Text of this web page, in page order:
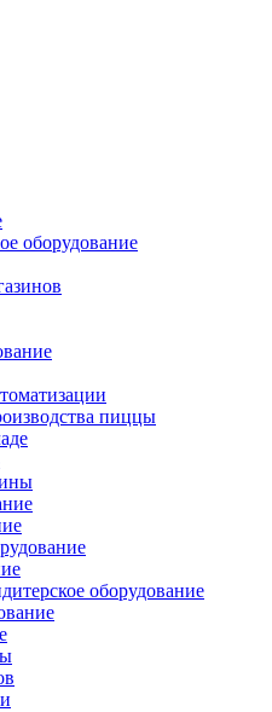
оборудование
пиццы
оборудование